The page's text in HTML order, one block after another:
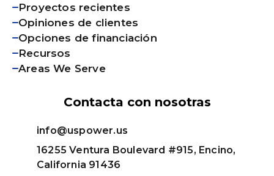
Proyectos recientes
Opiniones de clientes
Opciones de financiación
Recursos
Areas We Serve
Contacta con nosotras
info@uspower.us
16255 Ventura Boulevard #915, Encino,
California 91436